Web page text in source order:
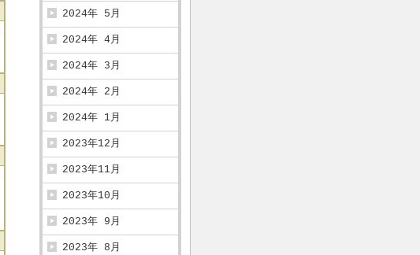
2024年 5月
2024年 4月
2024年 3月
2024年 2月
2024年 1月
2023年12月
2023年11月
2023年10月
2023年 9月
2023年 8月